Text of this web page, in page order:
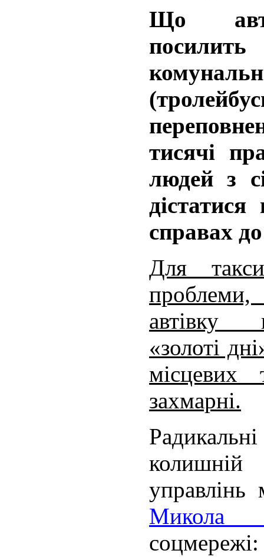
Що
тисячі
людей з
справах
Для
проблеми,
автівку
«золоті
місцевих
захмарні.
Микола
соцмережі: